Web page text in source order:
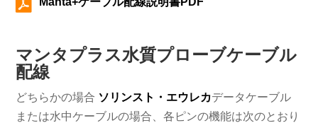
マンタプラス水質プローブケーブル
配線
どちらかの場合 ソリンスト・エウレカデータケーブル
または水中ケーブルの場合、各ピンの機能は次のとおり